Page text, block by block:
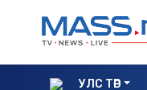
УЛС ТӨР